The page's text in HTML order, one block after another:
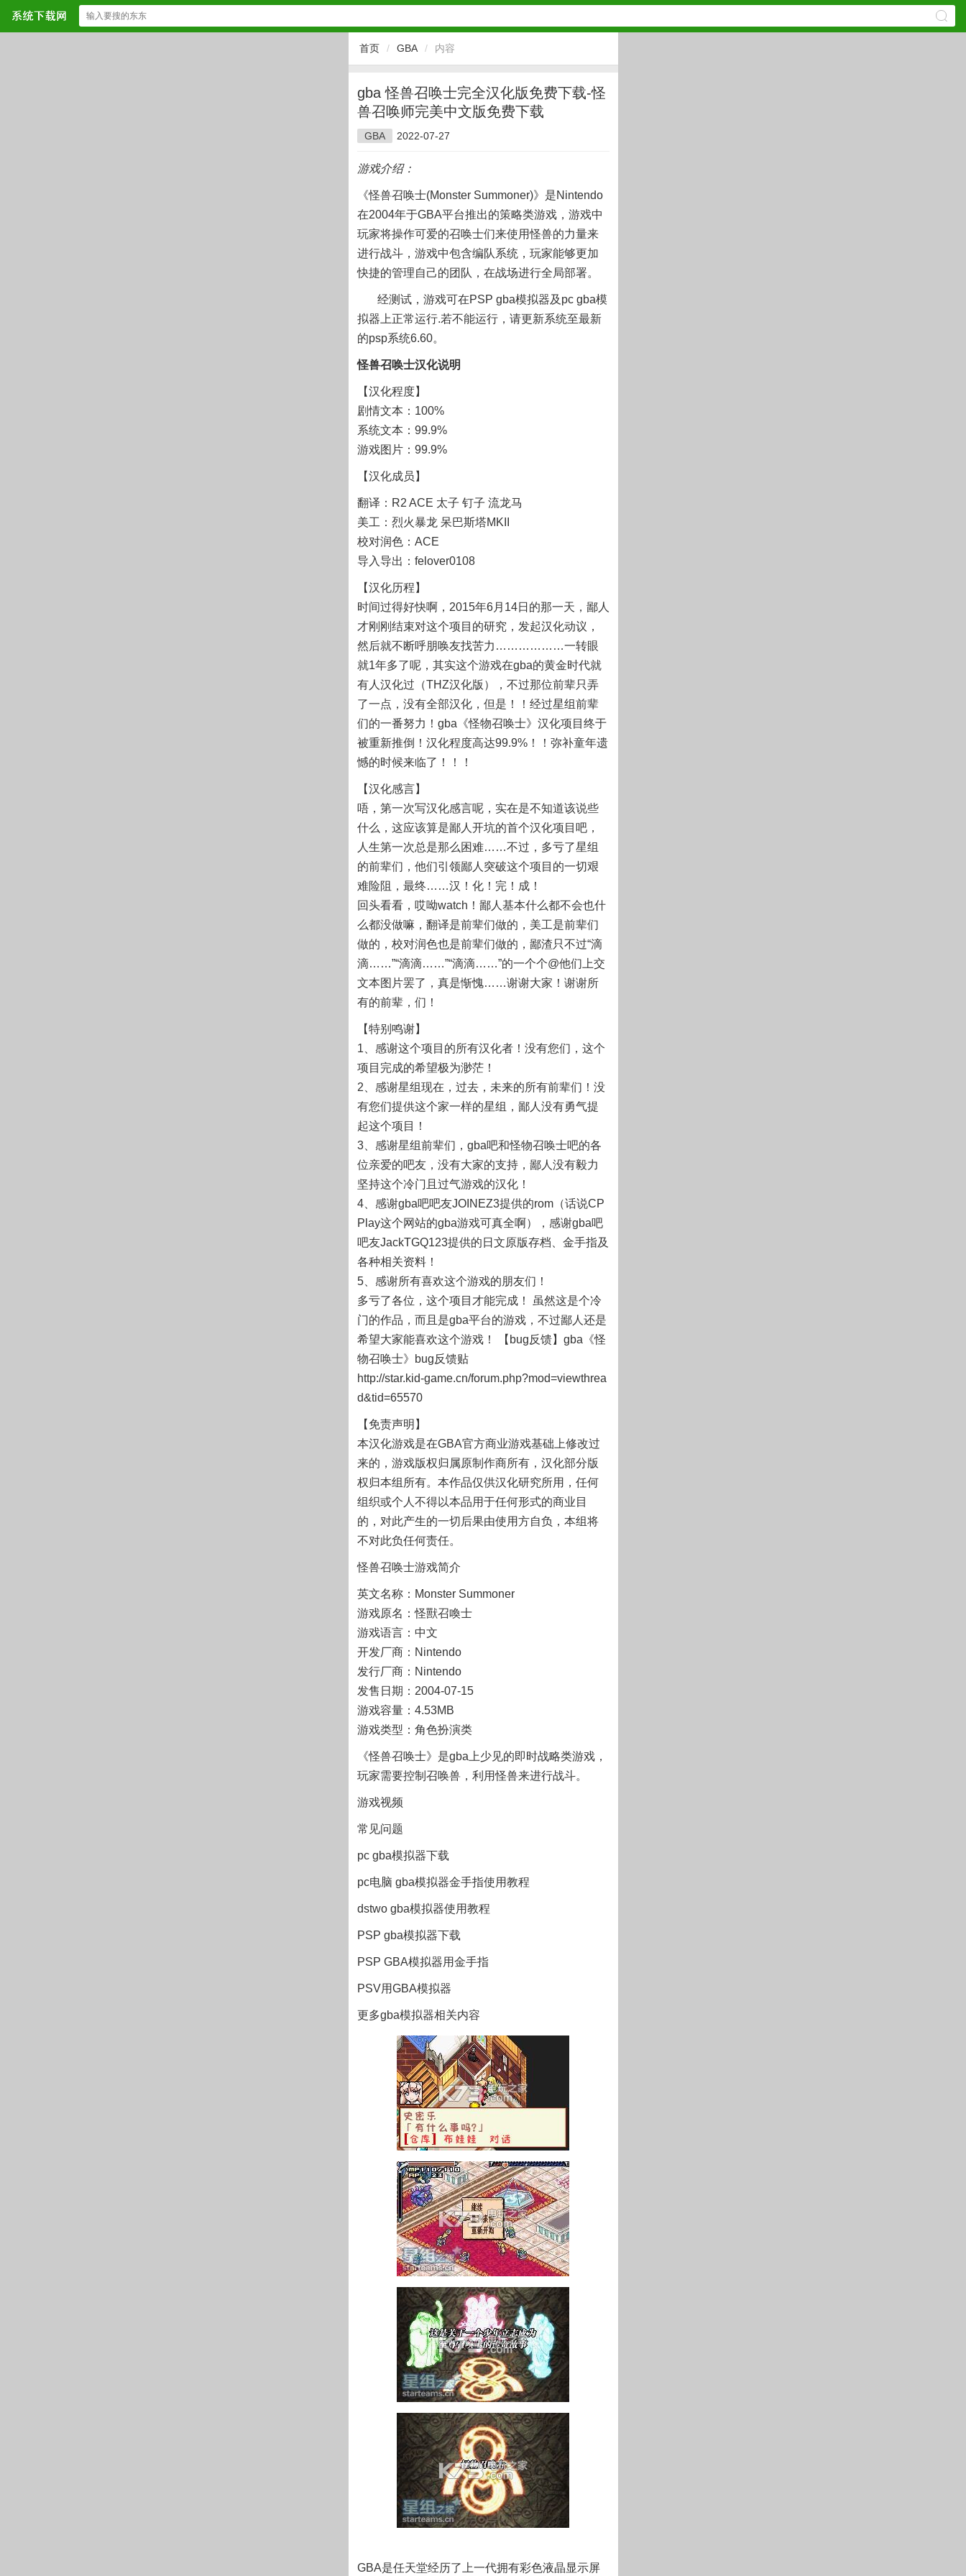
首页 / GBA / 内容
gba 怪兽召唤士完全汉化版免费下载-怪
兽召唤师完美中文版免费下载
GBA 2022-07-27
游戏介绍：
《怪兽召唤士(Monster Summoner)》是Nintendo
在2004年于GBA平台推出的策略类游戏，游戏中
玩家将操作可爱的召唤士们来使用怪兽的力量来
进行战斗，游戏中包含编队系统，玩家能够更加
快捷的管理自己的团队，在战场进行全局部署。
经测试，游戏可在PSP gba模拟器及pc gba模
拟器上正常运行.若不能运行，请更新系统至最新
的psp系统6.60。
怪兽召唤士汉化说明
【汉化程度】
剧情文本：100%
系统文本：99.9%
游戏图片：99.9%
【汉化成员】
翻译：R2 ACE 太子 钉子 流龙马
美工：烈火暴龙 呆巴斯塔MKII
校对润色：ACE
导入导出：felover0108
【汉化历程】
时间过得好快啊，2015年6月14日的那一天，鄙人
才刚刚结束对这个项目的研究，发起汉化动议，
然后就不断呼朋唤友找苦力………………一转眼
就1年多了呢，其实这个游戏在gba的黄金时代就
有人汉化过（THZ汉化版），不过那位前辈只弄
了一点，没有全部汉化，但是！！经过星组前辈
们的一番努力！gba《怪物召唤士》汉化项目终于
被重新推倒！汉化程度高达99.9%！！弥补童年遗
憾的时候来临了！！！
【汉化感言】
唔，第一次写汉化感言呢，实在是不知道该说些
什么，这应该算是鄙人开坑的首个汉化项目吧，
人生第一次总是那么困难……不过，多亏了星组
的前辈们，他们引领鄙人突破这个项目的一切艰
难险阻，最终……汉！化！完！成！
回头看看，哎呦watch！鄙人基本什么都不会也什
么都没做嘛，翻译是前辈们做的，美工是前辈们
做的，校对润色也是前辈们做的，鄙渣只不过“滴
滴……”“滴滴……”“滴滴……”的一个个@他们上交
文本图片罢了，真是惭愧……谢谢大家！谢谢所
有的前辈，们！
【特别鸣谢】
1、感谢这个项目的所有汉化者！没有您们，这个
项目完成的希望极为渺茫！
2、感谢星组现在，过去，未来的所有前辈们！没
有您们提供这个家一样的星组，鄙人没有勇气提
起这个项目！
3、感谢星组前辈们，gba吧和怪物召唤士吧的各
位亲爱的吧友，没有大家的支持，鄙人没有毅力
坚持这个冷门且过气游戏的汉化！
4、感谢gba吧吧友JOINEZ3提供的rom（话说CP
Play这个网站的gba游戏可真全啊），感谢gba吧
吧友JackTGQ123提供的日文原版存档、金手指及
各种相关资料！
5、感谢所有喜欢这个游戏的朋友们！
多亏了各位，这个项目才能完成！ 虽然这是个冷
门的作品，而且是gba平台的游戏，不过鄙人还是
希望大家能喜欢这个游戏！ 【bug反馈】gba《怪
物召唤士》bug反馈贴
http://star.kid-game.cn/forum.php?mod=viewthrea
d&tid=65570
【免责声明】
本汉化游戏是在GBA官方商业游戏基础上修改过
来的，游戏版权归属原制作商所有，汉化部分版
权归本组所有。本作品仅供汉化研究所用，任何
组织或个人不得以本品用于任何形式的商业目
的，对此产生的一切后果由使用方自负，本组将
不对此负任何责任。
怪兽召唤士游戏简介
英文名称：Monster Summoner
游戏原名：怪獸召喚士
游戏语言：中文
开发厂商：Nintendo
发行厂商：Nintendo
发售日期：2004-07-15
游戏容量：4.53MB
游戏类型：角色扮演类
《怪兽召唤士》是gba上少见的即时战略类游戏，
玩家需要控制召唤兽，利用怪兽来进行战斗。
游戏视频
常见问题
pc gba模拟器下载
pc电脑 gba模拟器金手指使用教程
dstwo gba模拟器使用教程
PSP gba模拟器下载
PSP GBA模拟器用金手指
PSV用GBA模拟器
更多gba模拟器相关内容
GBA是任天堂经历了上一代拥有彩色液晶显示屏